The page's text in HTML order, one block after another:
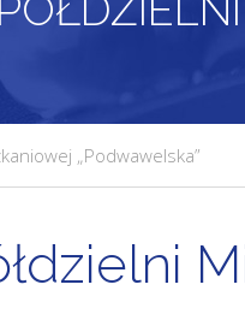
„Podwawelska”